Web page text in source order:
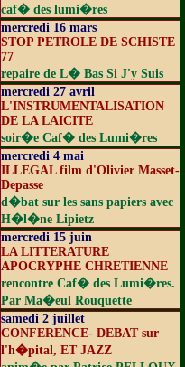
caf� des lumi�res
mercredi 16 mars
STOP PETROLE DE SCHISTE
77
repaire de L� Bas Si J'y Suis
mercredi 27 avril
L'INSTRUMENTALISATION
DE LA LAICITE
soir�e Caf� des Lumi�res
mercredi 4 mai
ILLEGAL film d'Olivier Masset-
Depasse
d�bat sur les sans papiers avec
H�l�ne Lipietz
mercredi 15 juin
LA LITTERATURE
APOCRYPHE CHRETIENNE
rencontre Caf� des Lumi�res.
Par Ma�eul Rouquette
samedi 2 juillet
CONFERENCE- DEBAT sur
l'h�pital, ET JAZZ